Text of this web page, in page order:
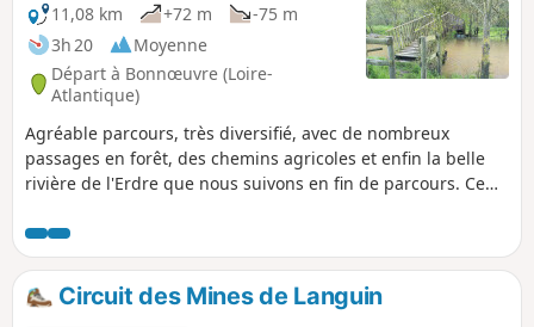
11,08 km
+72 m
-75 m
3h 20
Moyenne
Départ à Bonnœuvre (Loire-
Atlantique)
Agréable parcours, très diversifié, avec de nombreux
passages en forêt, des chemins agricoles et enfin la belle
rivière de l'Erdre que nous suivons en fin de parcours. Ce
mais de manière très aléatoire ; l'un sur celui des Layons et
l'autre sur celui de l'Erdre. Plusieurs portions se font sur
passages privés autorisés. Respectez ces lieux.
Circuit des Mines de Languin